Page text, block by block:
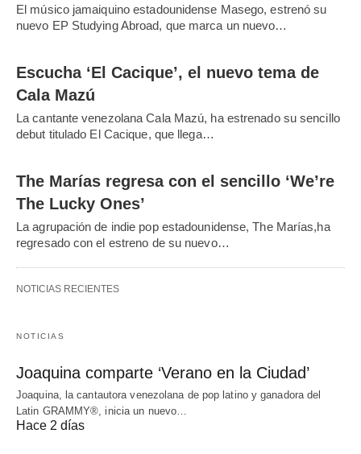
El músico jamaiquino estadounidense Masego, estrenó su
nuevo EP Studying Abroad, que marca un nuevo…
Escucha ‘El Cacique’, el nuevo tema de
Cala Mazú
La cantante venezolana Cala Mazú, ha estrenado su sencillo
debut titulado El Cacique, que llega…
The Marías regresa con el sencillo ‘We’re
The Lucky Ones’
La agrupación de indie pop estadounidense, The Marías,ha
regresado con el estreno de su nuevo…
NOTICIAS RECIENTES
NOTICIAS
Joaquina comparte ‘Verano en la Ciudad’
Joaquina, la cantautora venezolana de pop latino y ganadora del
Latin GRAMMY®, inicia un nuevo…
Hace 2 días